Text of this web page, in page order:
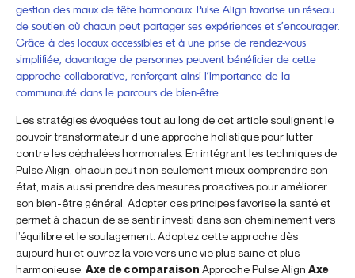
gestion des maux de tête hormonaux. Pulse Align favorise un réseau
de soutien où chacun peut partager ses expériences et s’encourager.
Grâce à des locaux accessibles et à une prise de rendez-vous
simplifiée, davantage de personnes peuvent bénéficier de cette
approche collaborative, renforçant ainsi l’importance de la
communauté dans le parcours de bien-être.
Les stratégies évoquées tout au long de cet article soulignent le
pouvoir transformateur d’une approche holistique pour lutter
contre les céphalées hormonales. En intégrant les techniques de
Pulse Align, chacun peut non seulement mieux comprendre son
état, mais aussi prendre des mesures proactives pour améliorer
son bien-être général. Adopter ces principes favorise la santé et
permet à chacun de se sentir investi dans son cheminement vers
l’équilibre et le soulagement. Adoptez cette approche dès
aujourd’hui et ouvrez la voie vers une vie plus saine et plus
harmonieuse. Axe de comparaison Approche Pulse Align Axe